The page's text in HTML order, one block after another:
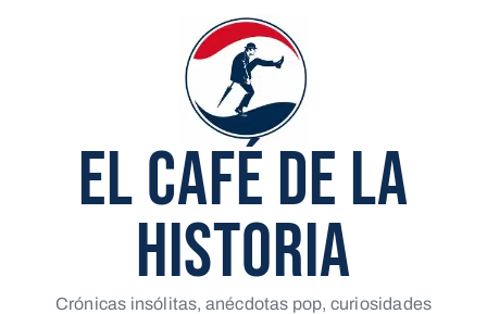
EL CAFÉ DE LA
HISTORIA
Crónicas insólitas, anécdotas pop, curiosidades